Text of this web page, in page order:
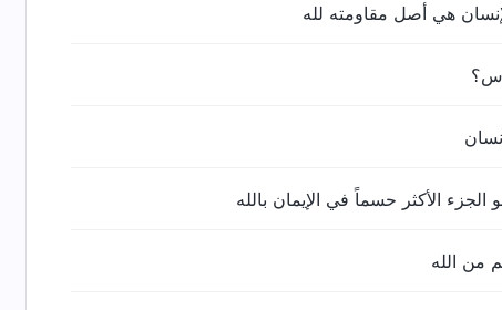
هي أصل مقاومته لله
الجزء الأكثر حسماً في الإيمان بالله
من الله